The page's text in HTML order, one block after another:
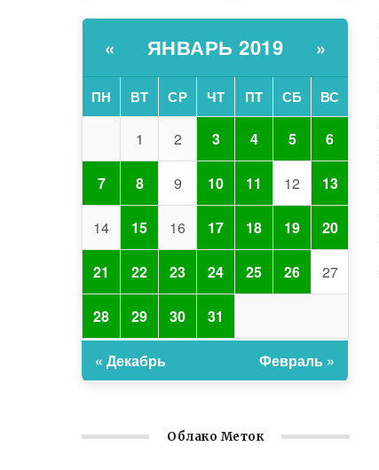
« ЯНВАРЬ 2019 »
ПН ВТ СР ЧТ ПТ СБ ВС
1 2 3 4 5 6
7 8 9 10 11 12 13
14 15 16 17 18 19 20
21 22 23 24 25 26 27
28 29 30 31
« Декабрь Февраль »
Облако Меток